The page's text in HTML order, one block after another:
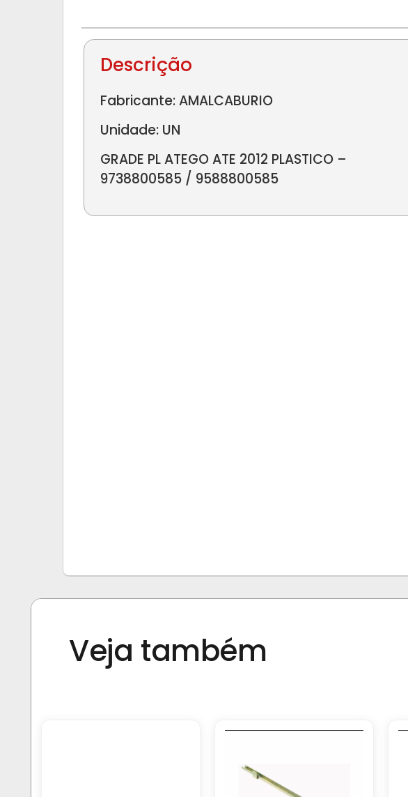
Descrição
Fabricante: AMALCABURIO
Unidade: UN
GRADE PL ATEGO ATE 2012 PLASTICO –
9738800585 / 9588800585
Veja também